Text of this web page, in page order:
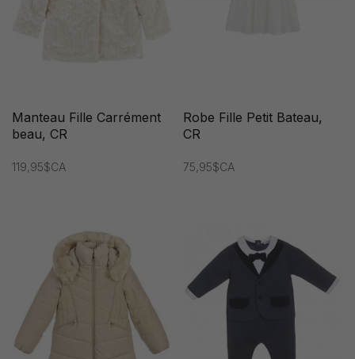
Manteau Fille Carrément
beau, CR
119,95$CA
Robe Fille Petit Bateau,
CR
75,95$CA